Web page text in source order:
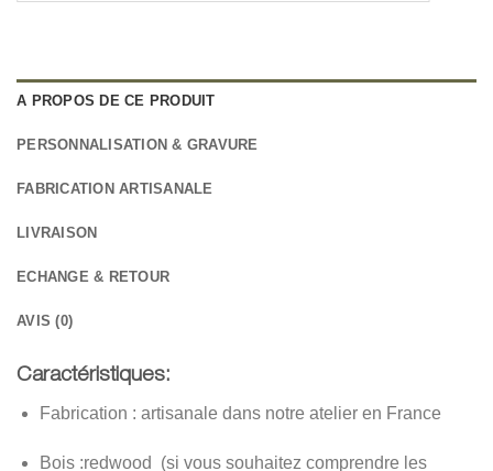
A PROPOS DE CE PRODUIT
PERSONNALISATION & GRAVURE
FABRICATION ARTISANALE
LIVRAISON
ECHANGE & RETOUR
AVIS (0)
Caractéristiques:
Fabrication : artisanale dans notre atelier en France
Bois :redwood (si vous souhaitez comprendre les